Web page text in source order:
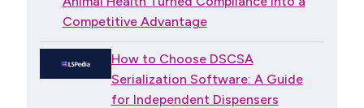
Competitive Advantage
How to Choose DSCSA
Serialization Software: A Guide
for Independent Dispensers